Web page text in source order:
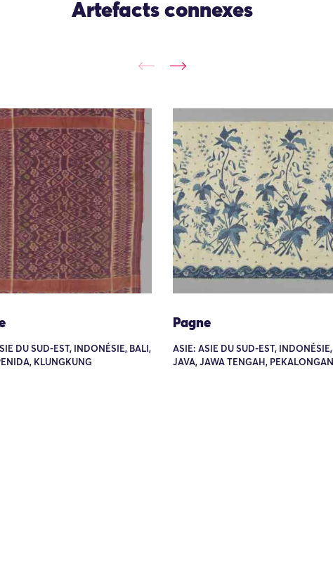
Artefacts connexes
DU SUD-EST, INDONÉSIE, BALI,
KLUNGKUNG
Pagne
ASIE: ASIE DU SUD-EST, INDONÉSIE,
JAVA, JAWA TENGAH, PEKALONGAN